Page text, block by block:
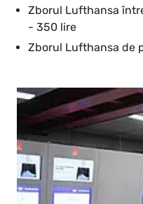
Zborul Lufthansa
- 350 lire
Zborul Lufthansa de